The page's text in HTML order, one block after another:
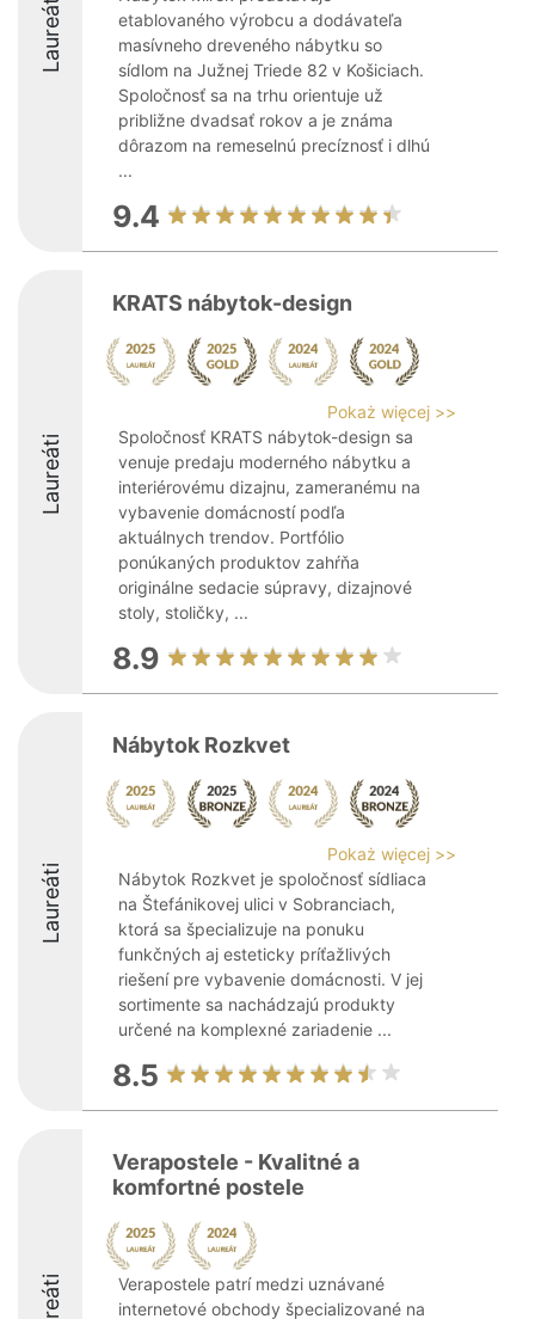
Laureáti
etablovaného výrobcu a dodávateľa
masívneho dreveného nábytku so
sídlom na Južnej Triede 82 v Košiciach.
Spoločnosť sa na trhu orientuje už
približne dvadsať rokov a je známa
dôrazom na remeselnú precíznosť i dlhú
...
9.4
Laureáti
KRATS nábytok-design
Pokaż więcej >>
Spoločnosť KRATS nábytok-design sa
venuje predaju moderného nábytku a
interiérovému dizajnu, zameranému na
vybavenie domácností podľa
aktuálnych trendov. Portfólio
ponúkaných produktov zahŕňa
originálne sedacie súpravy, dizajnové
stoly, stoličky, ...
8.9
Laureáti
Nábytok Rozkvet
Pokaż więcej >>
Nábytok Rozkvet je spoločnosť sídliaca
na Štefánikovej ulici v Sobranciach,
ktorá sa špecializuje na ponuku
funkčných aj esteticky príťažlivých
riešení pre vybavenie domácnosti. V jej
sortimente sa nachádzajú produkty
určené na komplexné zariadenie ...
8.5
Verapostele - Kvalitné a
komfortné postele
Verapostele patrí medzi uznávané
internetové obchody špecializované na